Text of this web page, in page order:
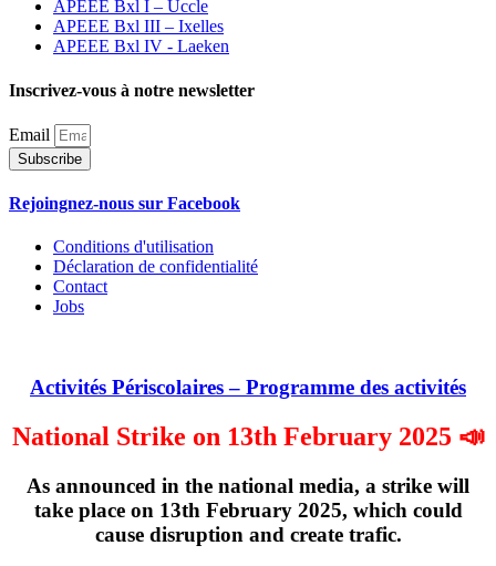
APEEE Bxl I – Uccle
APEEE Bxl III – Ixelles
APEEE Bxl IV - Laeken
Inscrivez-vous à notre newsletter
Email
Subscribe
Rejoingnez-nous sur Facebook
Conditions d'utilisation
Déclaration de confidentialité
Contact
Jobs
Activités Périscolaires – Programme des activités
National Strike on 13th February 2025 📣
As announced in the national media, a strike will
take place on 13th February 2025, which could
cause disruption and create trafic.